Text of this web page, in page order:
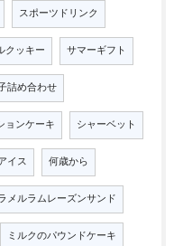
スポーツドリンク
クッキー サマーギフト
詰め合わせ
ョンケーキ シャーベット
イス 何歳から
メルラムレーズンサンド
ミルクのパウンドケーキ